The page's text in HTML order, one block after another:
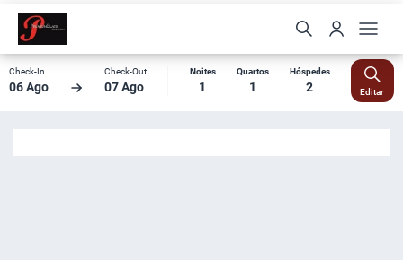
Check-In
06 Ago
Check-Out
07 Ago
Noites
1
Quartos
1
Hóspedes
2 Editar